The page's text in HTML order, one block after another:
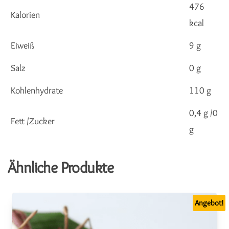
Kalorien
476
kcal
Eiweiß
9 g
Salz
0 g
Kohlenhydrate
110 g
Fett /Zucker
0,4 g /0
g
Ähnliche Produkte
Angebot!